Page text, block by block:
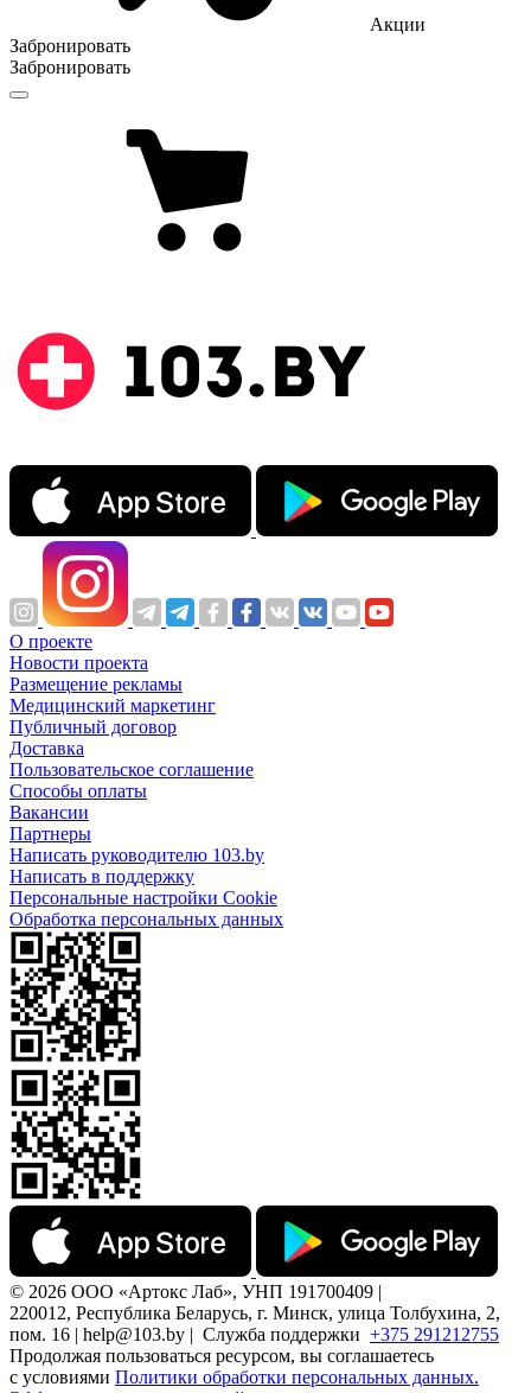
Акции
Забронировать
Забронировать
О проекте
Новости проекта
Размещение рекламы
Медицинский маркетинг
Публичный договор
Доставка
Пользовательское соглашение
Способы оплаты
Вакансии
Партнеры
Написать руководителю 103.by
Написать в поддержку
Персональные настройки Cookie
Обработка персональных данных
© 2026 ООО «Артокс Лаб», УНП 191700409 |
220012, Республика Беларусь, г. Минск, улица Толбухина, 2,
пом. 16 | help@103.by | Служба поддержки +375 291212755
Продолжая пользоваться ресурсом, вы соглашаетесь
с условиями Политики обработки персональных данных.